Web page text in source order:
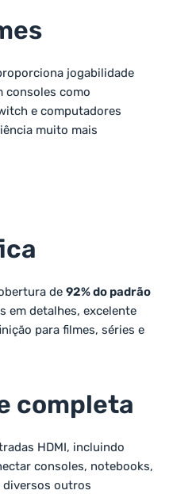
jogabilidade
consoles como
e computadores
muito mais
de 92% do padrão
em detalhes, excelente
para filmes, séries e
completa
HDMI, incluindo
consoles, notebooks,
diversos outros